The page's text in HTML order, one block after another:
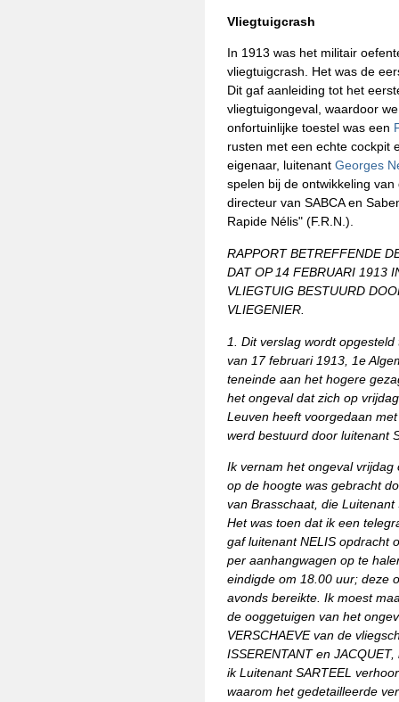
Vliegtuigcrash
In 1913 was het militair
vliegtuigcrash. Het was de
Dit gaf aanleiding tot het
vliegtuigongeval, waardoor
onfortuinlijke toestel was een
rusten met een echte cockpit
eigenaar, luitenant Georges
spelen bij de ontwikkeling
directeur van SABCA en
Rapide Nélis" (F.R.N.).
RAPPORT BETREFFENDE
DAT OP 14 FEBRUARI 1913
VLIEGTUIG BESTUURD
VLIEGENIER.
1. Dit verslag wordt
van 17 februari 1913, 1e
teneinde aan het hogere
het ongeval dat zich op
Leuven heeft voorgedaan
werd bestuurd door luitenant
Ik vernam het ongeval
op de hoogte was gebracht
van Brasschaat, die
Het was toen dat ik een
gaf luitenant NELIS opdracht
per aanhangwagen op te
eindigde om 18.00 uur; deze
avonds bereikte. Ik moest
de ooggetuigen van het
VERSCHAEVE van de
ISSERENTANT en
ik Luitenant SARTEEL
waarom het gedetailleerde